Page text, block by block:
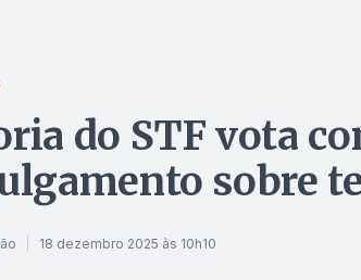
do STF vota
sobre
18 dezembro 2025 às 10h10